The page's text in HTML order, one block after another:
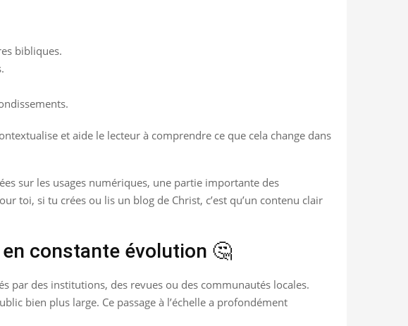
bibliques.
et aide le lecteur à comprendre ce que cela change dans
sur les usages numériques, une partie importante des
toi, si tu crées ou lis un blog de Christ, c’est qu’un contenu clair
constante évolution 🤔
par des institutions, des revues ou des communautés locales.
bien plus large. Ce passage à l’échelle a profondément